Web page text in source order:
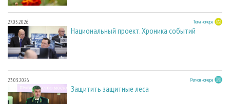
27.05.2026 Тема номера
Национальный проект. Хроника событий
23.03.2026 Регион номера
Защитить защитные леса